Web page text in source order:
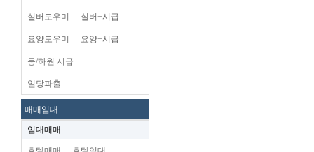
실버도우미 실버+시급
요양도우미 요양+시급
등/하원 시급
일당파출
매매임대
임대매매